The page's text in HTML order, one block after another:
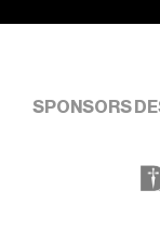
SPONSORS